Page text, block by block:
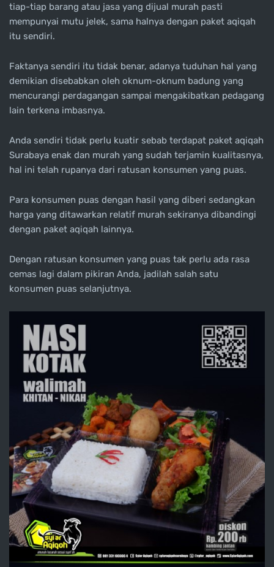
tiap-tiap barang atau jasa yang dijual murah pasti
mempunyai mutu jelek, sama halnya dengan paket aqiqah
itu sendiri.
Faktanya sendiri itu tidak benar, adanya tuduhan hal yang
demikian disebabkan oleh oknum-oknum badung yang
mencurangi perdagangan sampai mengakibatkan pedagang
lain terkena imbasnya.
Anda sendiri tidak perlu kuatir sebab terdapat paket aqiqah
Surabaya enak dan murah yang sudah terjamin kualitasnya,
hal ini telah rupanya dari ratusan konsumen yang puas.
Para konsumen puas dengan hasil yang diberi sedangkan
harga yang ditawarkan relatif murah sekiranya dibandingi
dengan paket aqiqah lainnya.
Dengan ratusan konsumen yang puas tak perlu ada rasa
cemas lagi dalam pikiran Anda, jadilah salah satu
konsumen puas selanjutnya.